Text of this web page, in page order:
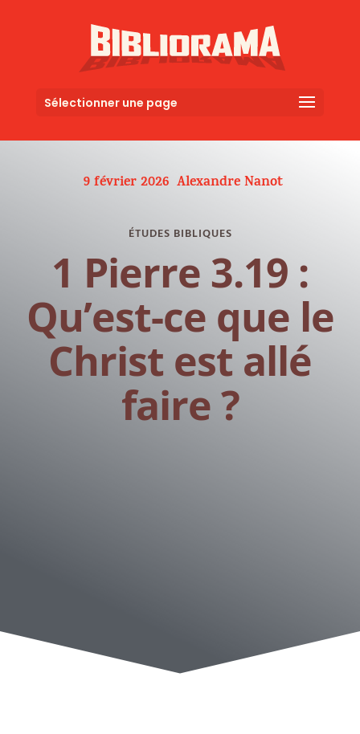
Sélectionner une page
9 février 2026 Alexandre Nanot
ÉTUDES BIBLIQUES
1 Pierre 3.19 :
Qu’est-ce que le
Christ est allé
faire ?